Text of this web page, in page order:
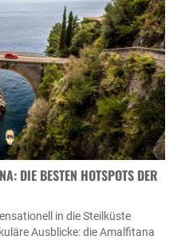
DIE BESTEN HOTSPOTS DER A
in die Steilküste
Ausblicke: die Amalfitana